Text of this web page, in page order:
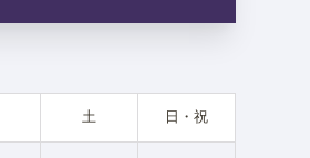
土 日・祝